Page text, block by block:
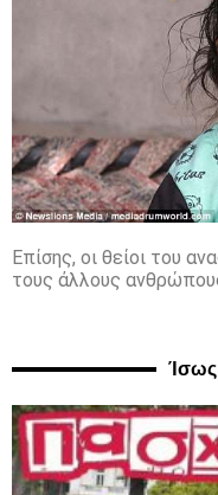
Επίσης, οι θείοι του
τους άλλους
Ίσως